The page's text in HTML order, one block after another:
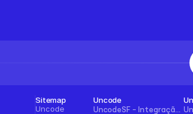
Sitemap
Uncode
Uncode